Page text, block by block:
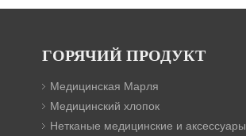
ГОРЯЧИЙ ПРОДУКТ
Медицинская Марля
Медицинский хлопок
Нетканые медицинские и аксессуары